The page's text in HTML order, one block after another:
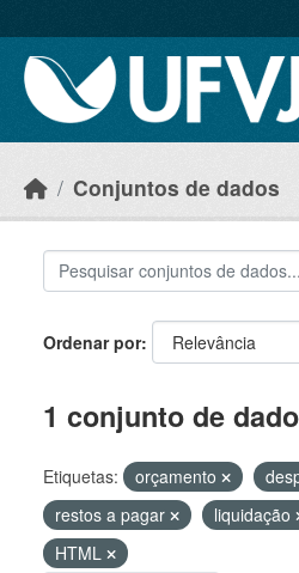
Conjuntos de dados
Ordenar por
1 conjunto de
Etiquetas: orçamento
restos a pagar
liquidação
HTML